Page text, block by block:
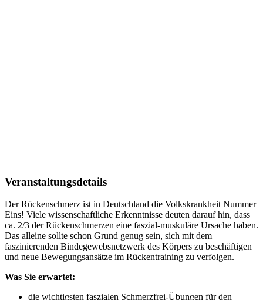
Veranstaltungsdetails
Der Rückenschmerz ist in Deutschland die Volkskrankheit Nummer
Eins! Viele wissenschaftliche Erkenntnisse deuten darauf hin, dass
ca. 2/3 der Rückenschmerzen eine faszial-muskuläre Ursache haben.
Das alleine sollte schon Grund genug sein, sich mit dem
faszinierenden Bindegewebsnetzwerk des Körpers zu beschäftigen
und neue Bewegungsansätze im Rückentraining zu verfolgen.
Was Sie erwartet:
die wichtigsten faszialen Schmerzfrei-Übungen für den